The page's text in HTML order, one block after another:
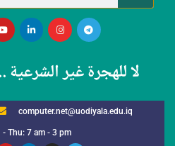
لا للهجرة غير
computer.net@uodiyala.edu.iq
- Thu: 7 am - 3 pm